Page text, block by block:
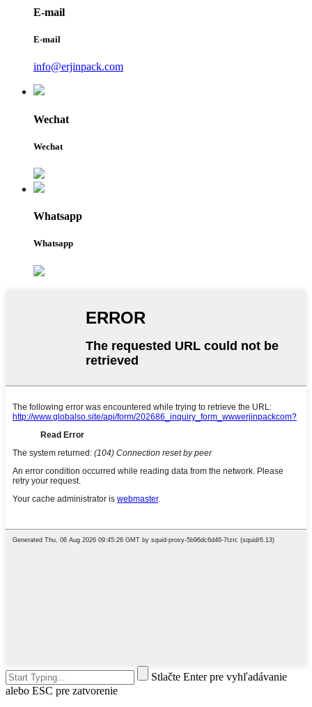
E-mail
E-mail
info@erjinpack.com
Wechat
Wechat
Whatsapp
Whatsapp
Stlačte Enter pre vyhľadávanie
alebo ESC pre zatvorenie